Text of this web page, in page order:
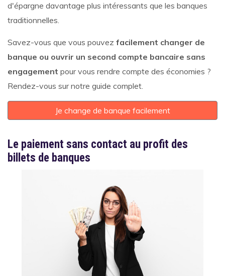
d'épargne davantage plus intéressants que les banques
traditionnelles.
Savez-vous que vous pouvez facilement changer de
banque ou ouvrir un second compte bancaire sans
engagement pour vous rendre compte des économies ?
Rendez-vous sur notre guide complet.
Je change de banque facilement
Le paiement sans contact au profit des
billets de banques